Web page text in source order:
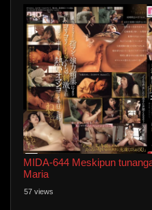
MIDA-644 Meskipun
Maria
57 views